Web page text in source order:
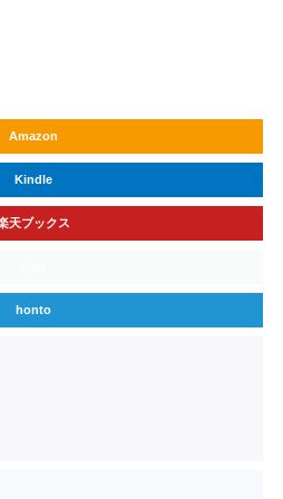
Amazon
Kindle
天ブックス
honto